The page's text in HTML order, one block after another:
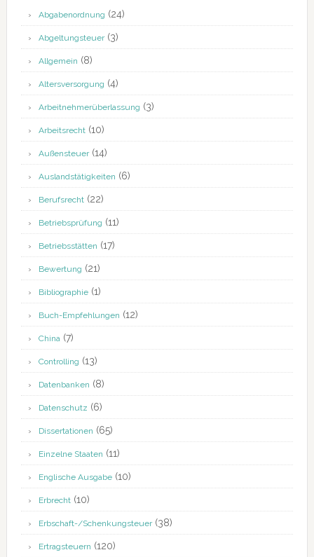
Abgabenordnung (24)
Abgeltungsteuer(3)
Allgemein (8)
Altersversorgung (4)
Arbeitnehmerüberlassung (3)
Arbeitsrecht(10)
Außensteuer(14)
Auslandstätigkeiten (6)
Berufsrecht(22)
Betriebsprüfung (11)
Betriebsstätten (17)
Bewertung (21)
Bibliographie(1)
Buch-Empfehlungen (12)
China (7)
Controlling (13)
Datenbanken (8)
Datenschutz (6)
Dissertationen (65)
Einzelne Staaten (11)
Englische Ausgabe(10)
Erbrecht(10)
Erbschaft-/Schenkungsteuer(38)
Ertragsteuern (120)